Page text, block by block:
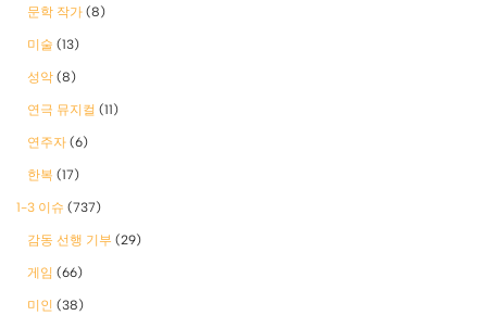
문학 작가 (8)
미술 (13)
성악 (8)
연극 뮤지컬 (11)
연주자 (6)
한복 (17)
1-3 이슈 (737)
감동 선행 기부 (29)
게임 (66)
미인 (38)